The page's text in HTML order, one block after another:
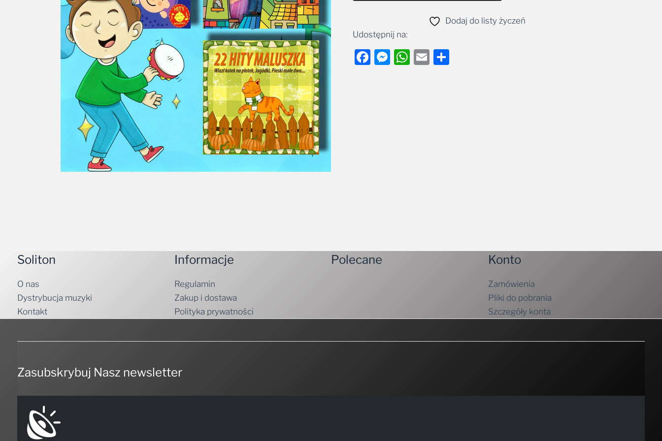
Dodaj do listy życzeń
Udostępnij na:
Facebook
Messenger
WhatsApp
EmailShare
Soliton
O nas
Dystrybucja muzyki
Kontakt
Informacje
Regulamin
Zakup i dostawa
Polityka prywatności
Polecane Konto
Zamówienia
Pliki do pobrania
Szczegóły konta
Zasubskrybuj Nasz newsletter